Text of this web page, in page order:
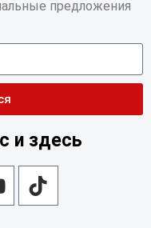
предложения
и здесь